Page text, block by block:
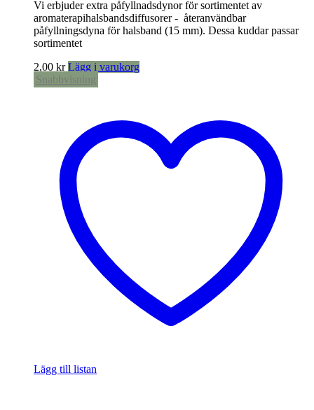
Vi erbjuder extra påfyllnadsdynor för sortimentet av
aromaterapihalsbandsdiffusorer - återanvändbar
påfyllningsdyna för halsband (15 mm). Dessa kuddar passar
sortimentet
2,00 kr Lägg i varukorg
Snabbvisning
Lägg till listan